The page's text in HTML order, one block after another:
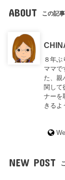
ABOUT この記
８年
ママで
た、親
関して
ナーを
きるよ
NEW POST